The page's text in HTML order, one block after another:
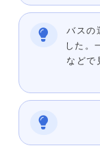
バスの
した。
などで